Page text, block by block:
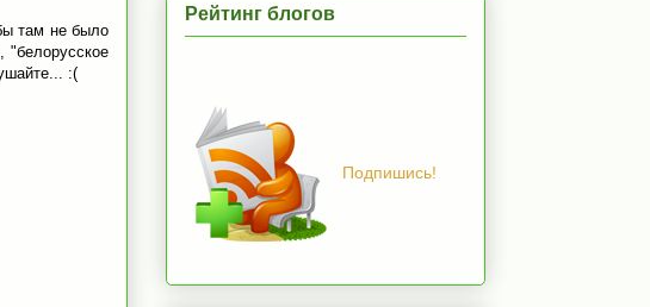
там не было
"белорусское
:(
Рейтинг блогов
Подпишись!